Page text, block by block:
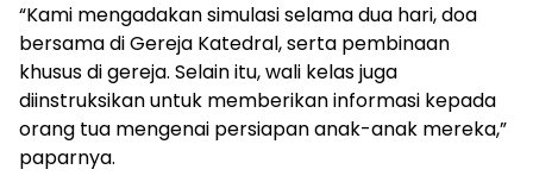
“Kami mengadakan simulasi selama dua hari, doa
bersama di Gereja Katedral, serta pembinaan
khusus di gereja. Selain itu, wali kelas juga
diinstruksikan untuk memberikan informasi kepada
orang tua mengenai persiapan anak-anak mereka,”
paparnya.